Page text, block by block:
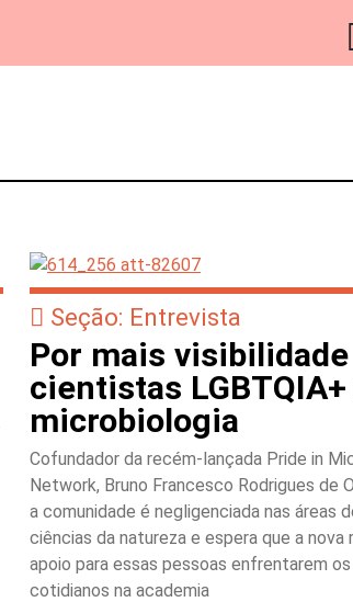
Seção: Entrevista
Por mais
cientistas LGBTQIA+
microbiologia
Cofundador da recém-lançada Pride in
Network, Bruno Francesco Rodrigues de
a comunidade é negligenciada nas áreas
ciências da natureza e espera que a
apoio para essas pessoas enfrentarem
cotidianos na academia